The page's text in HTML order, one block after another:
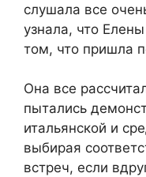
слушала все
узнала, что
том, что пришла
Она все
пытались
итальянской и
выбирая
встреч, если